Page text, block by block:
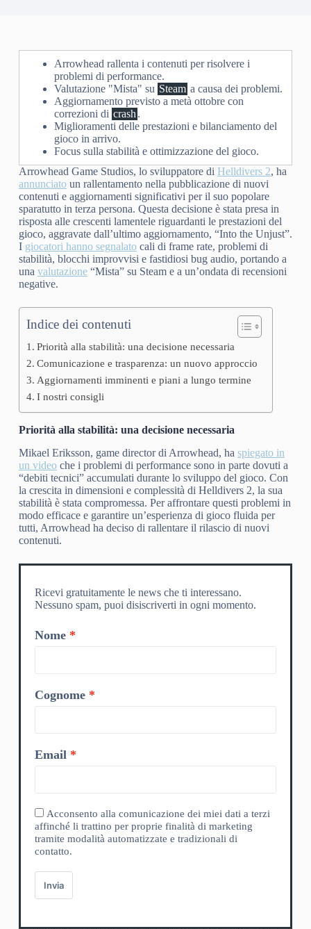
Arrowhead rallenta i contenuti per risolvere i
problemi di performance.
Valutazione "Mista" su Steam a causa dei problemi.
Aggiornamento previsto a metà ottobre con
correzioni di crash .
Miglioramenti delle prestazioni e bilanciamento del
gioco in arrivo.
Focus sulla stabilità e ottimizzazione del gioco.
Arrowhead Game Studios, lo sviluppatore di Helldivers 2, ha
annunciatoun rallentamento nella pubblicazione di nuovi
contenuti e aggiornamenti significativi per il suo popolare
sparatutto in terza persona. Questa decisione è stata presa in
risposta alle crescenti lamentele riguardanti le prestazioni del
gioco, aggravate dall’ultimo aggiornamento, “Into the Unjust”.
I giocatori hanno segnalatocali di frame rate, problemi di
stabilità, blocchi improvvisi e fastidiosi bug audio, portando a
una valutazione“Mista” su Steam e a un’ondata di recensioni
negative.
Indice dei contenuti
Priorità alla stabilità: una decisione necessaria
Comunicazione e trasparenza: un nuovo approccio
Aggiornamenti imminenti e piani a lungo termine
I nostri consigli
Priorità alla stabilità: una decisione necessaria
Mikael Eriksson, game director di Arrowhead, ha spiegato in
un videoche i problemi di performance sono in parte dovuti a
“debiti tecnici” accumulati durante lo sviluppo del gioco. Con
la crescita in dimensioni e complessità di Helldivers 2, la sua
stabilità è stata compromessa. Per affrontare questi problemi in
modo efficace e garantire un’esperienza di gioco fluida per
tutti, Arrowhead ha deciso di rallentare il rilascio di nuovi
contenuti.
Ricevi gratuitamente le news che ti interessano.
Nessuno spam, puoi disiscriverti in ogni momento.
Nome
Cognome
Email
Acconsento alla comunicazione dei miei dati a terzi
affinché li trattino per proprie finalità di marketing
tramite modalità automatizzate e tradizionali di
contatto.
Invia